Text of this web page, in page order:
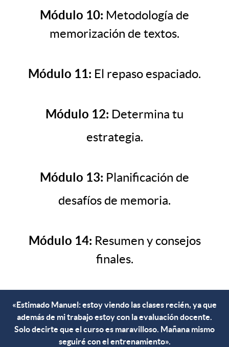
Módulo 10: Metodología de
memorización de textos.
Módulo 11: El repaso espaciado.
Módulo 12: Determina tu
estrategia.
Módulo 13: Planificación de
desafíos de memoria.
Módulo 14: Resumen y consejos
finales.
«Estimado Manuel: estoy viendo las clases recién, ya que
además de mi trabajo estoy con la evaluación docente.
Solo decirte que el curso es maravilloso. Mañana mismo
seguiré con el entrenamiento».